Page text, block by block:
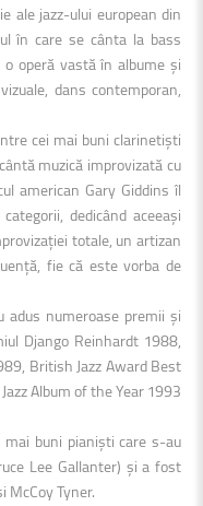
ale jazz-ului european din
în care se cânta la bass
operă vastă în albume și
dans contemporan,
cei mai buni clarinetiști
muzică improvizată cu
american Gary Giddins îl
dedicând aceeași
totale, un artizan
fie că este vorba de
adus numeroase premii și
Django Reinhardt 1988,
British Jazz Award Best
Album of the Year 1993
mai buni pianiști care s-au
Lee Gallanter) și a fost
McCoy Tyner.